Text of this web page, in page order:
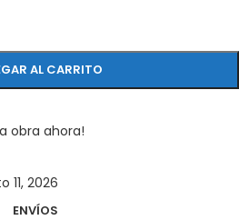
AL CARRITO
obra ahora!
11, 2026
ENVÍOS